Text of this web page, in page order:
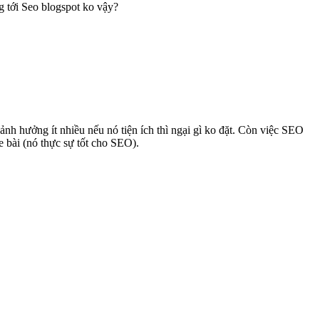
tới Seo blogspot ko vậy?
hưởng ít nhiều nếu nó tiện ích thì ngại gì ko đặt. Còn việc SEO
bài (nó thực sự tốt cho SEO).